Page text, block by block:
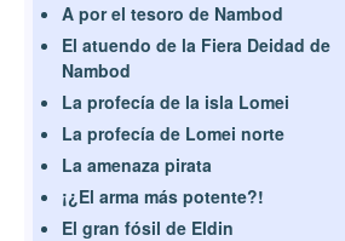
A por el tesoro de Nambod
El atuendo de la Fiera Deidad de
Nambod
La profecía de la isla Lomei
La profecía de Lomei norte
La amenaza pirata
¡¿El arma más potente?!
El gran fósil de Eldin